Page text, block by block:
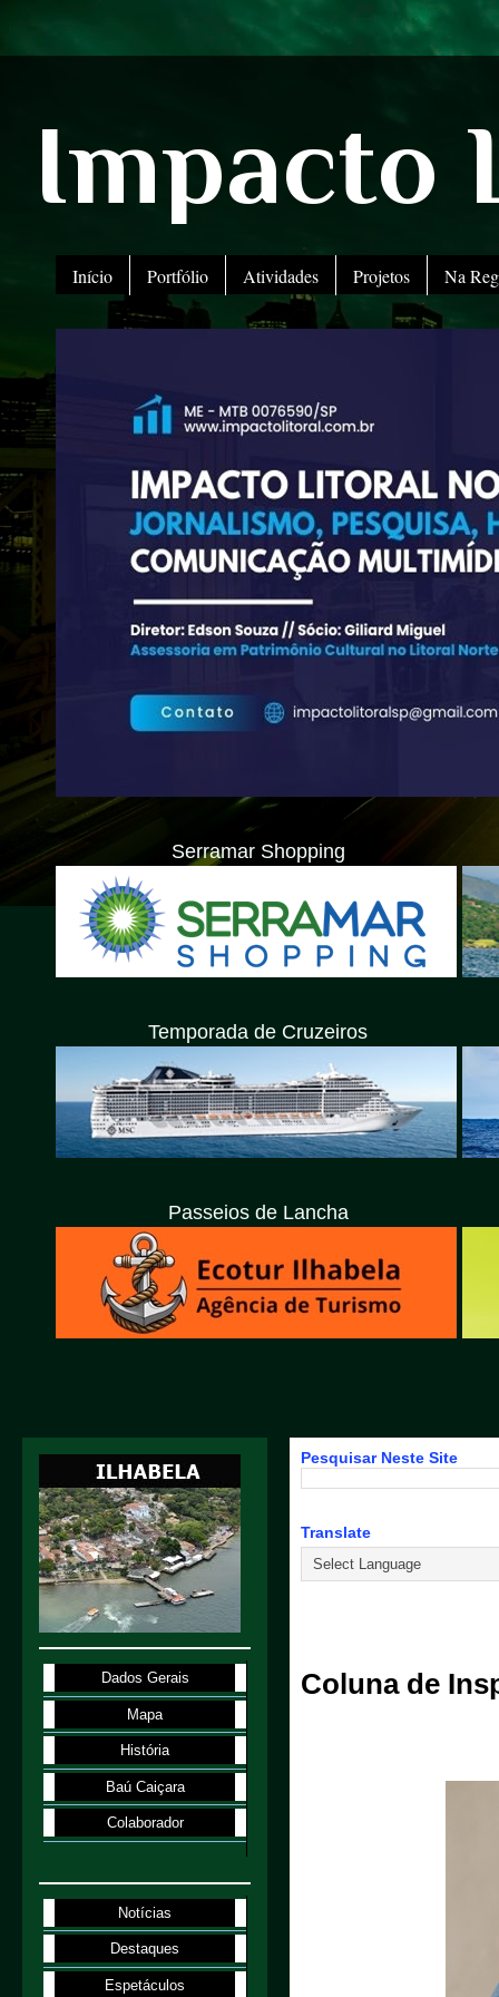
Impacto
Início Portfólio Atividades Projetos Na
Serramar Shopping
Temporada de Cruzeiros
Passeios de Lancha
Pesquisar Neste Site
Translate
Coluna de
Dados Gerais
Mapa
História
Baú Caiçara
Colaborador
Notícias
Destaques
Espetáculos